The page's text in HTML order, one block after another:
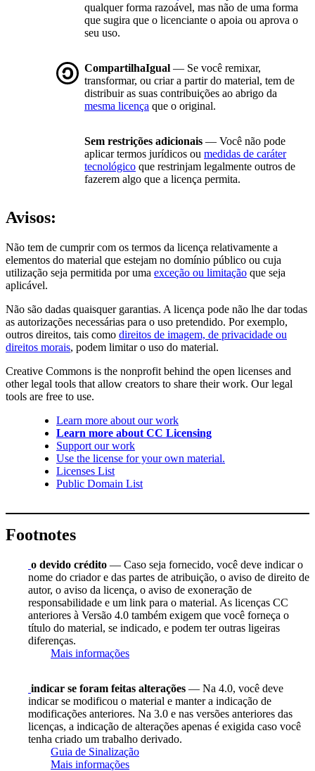
qualquer forma razoável, mas não de uma forma
que sugira que o licenciante o apoia ou aprova o
seu uso.
CompartilhaIgual — Se você remixar,
transformar, ou criar a partir do material, tem de
distribuir as suas contribuições ao abrigo da
mesma licença que o original.
Sem restrições adicionais — Você não pode
aplicar termos jurídicos ou medidas de caráter
tecnológico que restrinjam legalmente outros de
fazerem algo que a licença permita.
Avisos:
Não tem de cumprir com os termos da licença relativamente a
elementos do material que estejam no domínio público ou cuja
utilização seja permitida por uma exceção ou limitação que seja
aplicável.
Não são dadas quaisquer garantias. A licença pode não lhe dar todas
as autorizações necessárias para o uso pretendido. Por exemplo,
outros direitos, tais como direitos de imagem, de privacidade ou
direitos morais, podem limitar o uso do material.
Creative Commons is the nonprofit behind the open licenses and
other legal tools that allow creators to share their work. Our legal
tools are free to use.
Learn more about our work
Learn more about CC Licensing
Support our work
Use the license for your own material.
Licenses List
Public Domain List
Footnotes
o devido crédito — Caso seja fornecido, você deve indicar o
nome do criador e das partes de atribuição, o aviso de direito de
autor, o aviso da licença, o aviso de exoneração de
responsabilidade e um link para o material. As licenças CC
anteriores à Versão 4.0 também exigem que você forneça o
título do material, se indicado, e podem ter outras ligeiras
diferenças.
Mais informações
indicar se foram feitas alterações — Na 4.0, você deve
indicar se modificou o material e manter a indicação de
modificações anteriores. Na 3.0 e nas versões anteriores das
licenças, a indicação de alterações apenas é exigida caso você
tenha criado um trabalho derivado.
Guia de Sinalização
Mais informações